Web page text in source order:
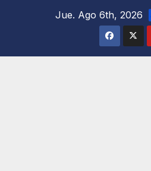
Jue. Ago 6th, 2026